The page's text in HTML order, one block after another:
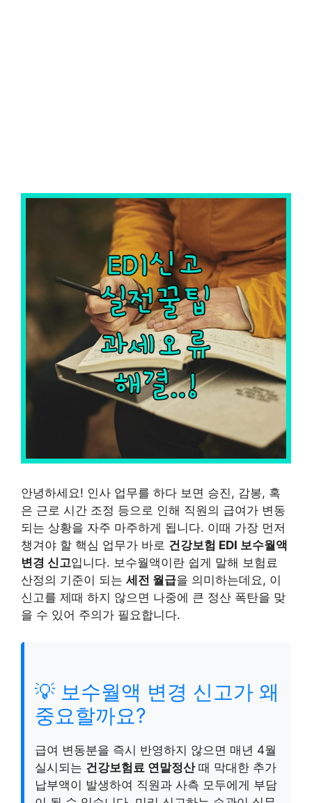
안녕하세요! 인사 업무를 하다 보면 승진, 감봉, 혹
은 근로 시간 조정 등으로 인해 직원의 급여가 변동
되는 상황을 자주 마주하게 됩니다. 이때 가장 먼저
챙겨야 할 핵심 업무가 바로 건강보험 EDI 보수월액
변경 신고입니다. 보수월액이란 쉽게 말해 보험료
산정의 기준이 되는 세전 월급을 의미하는데요, 이
신고를 제때 하지 않으면 나중에 큰 정산 폭탄을 맞
을 수 있어 주의가 필요합니다.
💡 보수월액 변경 신고가 왜
중요할까요?
급여 변동분을 즉시 반영하지 않으면 매년 4월
실시되는 건강보험료 연말정산때 막대한 추가
납부액이 발생하여 직원과 사측 모두에게 부담